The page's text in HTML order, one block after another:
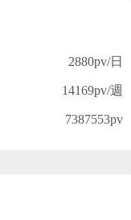
2880pv/日
14169pv/週
7387553pv